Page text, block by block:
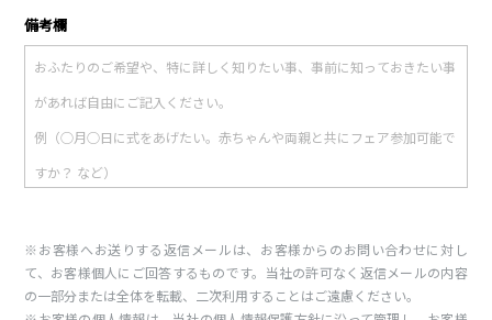
備考欄
※お客様へお送りする返信メールは、お客様からのお問い合わせに対し
て、お客様個人にご回答するものです。当社の許可なく返信メールの内容
の一部分または全体を転載、二次利用することはご遠慮ください。